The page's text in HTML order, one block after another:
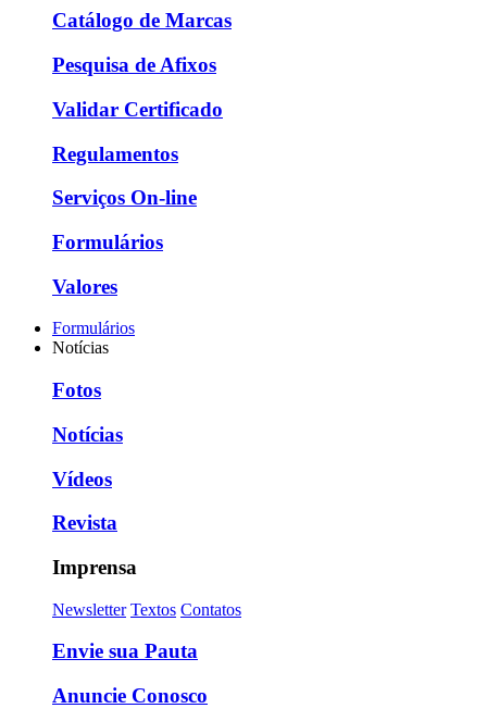
Catálogo de Marcas
Pesquisa de Afixos
Validar Certificado
Regulamentos
Serviços On-line
Formulários
Valores
Formulários
Notícias
Fotos
Notícias
Vídeos
Revista
Imprensa
Newsletter Textos Contatos
Envie sua Pauta
Anuncie Conosco